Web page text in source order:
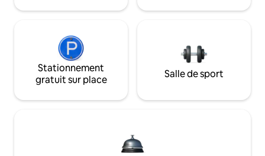
Stationnement
gratuit sur place
Salle de sport